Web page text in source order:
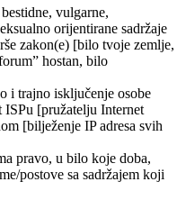
vulgarne,
orijentirane sadržaje
zakon(e) [bilo tvoje zemlje,
hostan, bilo
i trajno isključenje osobe
[pružatelju Internet
[bilježenje IP adresa svih
pravo, u bilo koje doba,
postove sa sadržajem koji